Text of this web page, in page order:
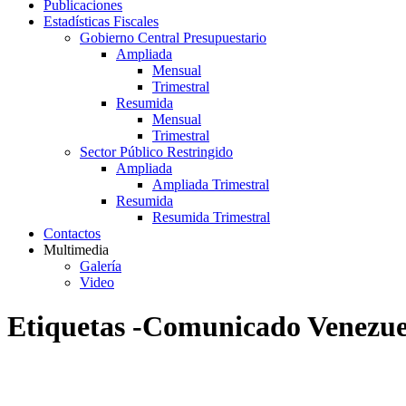
Publicaciones
Estadísticas Fiscales
Gobierno Central Presupuestario
Ampliada
Mensual
Trimestral
Resumida
Mensual
Trimestral
Sector Público Restringido
Ampliada
Ampliada Trimestral
Resumida
Resumida Trimestral
Contactos
Multimedia
Galería
Video
Etiquetas -Comunicado